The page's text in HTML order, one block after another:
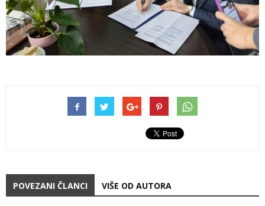
POVEZANI ČLANCI VIŠE OD AUTORA